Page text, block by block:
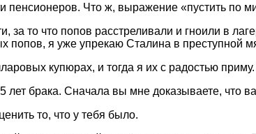
Что ж, выражение «пустить по
за то что попов расстреливали и гноили в
я уже упрекаю Сталина в преступной
купюрах, и тогда я их с радостью приму.
лет брака. Сначала вы мне доказываете, что
то, что у тебя было.